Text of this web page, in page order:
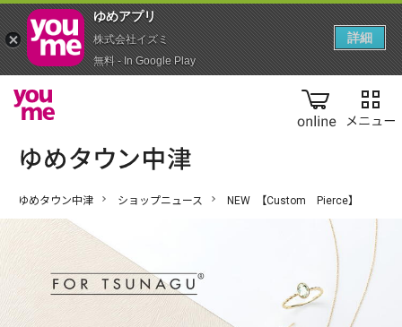
online
ゆめタウン中津 ショップニュース NEW 【Custom Pierce】
ゆめアプ‪リ‬
株式会社イズミ
無料 - In Google Play
詳細